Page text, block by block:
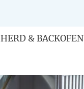
HERD & BACKOFEN